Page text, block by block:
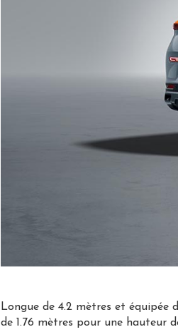
Longue de 4.2 mètres et équipée
de 1.76 mètres pour une hauteur